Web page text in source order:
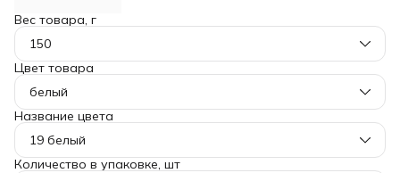
Вес товара, г
150
Цвет товара
белый
Название цвета
19 белый
Количество в упаковке, шт